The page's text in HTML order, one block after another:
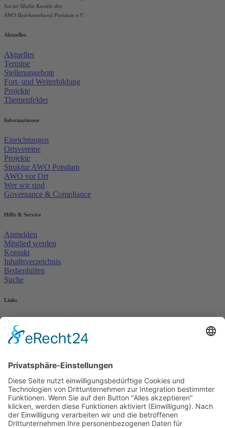
Social Media Kanäle des
AWO Bezirksverband Potsdam e.V.
Aktuelles
Aktuelles
Termine
Stellenangebote
Fort- und Weiterbildung
Projekte
Themenfelder
Informationen
Einrichtungen
Ortsvereine
Projekte
Struktur AWO Potsdam
AWO vor Ort
Wer wir sind
Governance & Compliance
Hilfe & Service
Anmelden
Mitglied werden
Kontakt
Inhaltsverzeichnis
Bedienhilfen
Suche
Links
AWO Jobportal
AWO Ehrenamt Portal
AWO Schulgesundheitsfachkräfte
AWO Pflegeberatung
AWO Kulturhaus Babelsberg
Arbeit mit Behinderung
AWO Büro Kindermut
Kulturland Brandenburg
AWO Selbsthilfe